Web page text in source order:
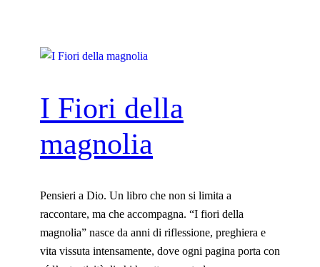
I Fiori della
magnolia
Pensieri a Dio. Un libro che non si limita a
raccontare, ma che accompagna. “I fiori della
magnolia” nasce da anni di riflessione, preghiera e
vita vissuta intensamente, dove ogni pagina porta con